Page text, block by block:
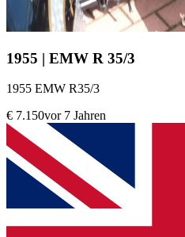
1955 | EMW R 35/3
1955 EMW R35/3
€ 7.150vor 7 Jahren